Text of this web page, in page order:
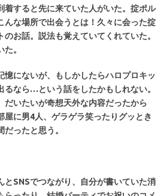
着すると先に来ていた人がいた。掟ポル
んな場所で出会うとは！久々に会った掟
お話。説法も覚えていてくれていた。
。
憶にないが、もしかしたらハロプロキッ
るなら…という話をしたかもしれない。
だいたいが奇想天外な内容だったから
屋に男4人、ゲラゲラ笑ったりグッとき
ったと思う。
とSNSでつながり、自分が書いていた消